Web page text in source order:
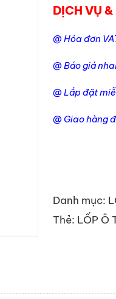
DỊCH VỤ
@ Hóa đơn
@ Báo giá
@ Lắp đặt
@ Giao hàng
Danh mục:
Thẻ: LỐP Ô